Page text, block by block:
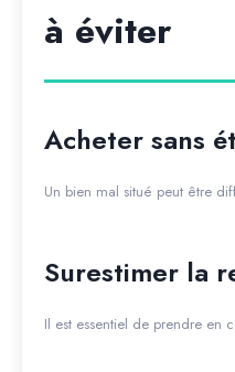
à éviter
Acheter sans
Un bien mal situé peut être
Surestimer la
Il est essentiel de prendre en